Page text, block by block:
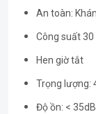
An toàn:
Công suất 30
Hen giờ tắt
Trọng lượng:
Độ ồn: < 35dB